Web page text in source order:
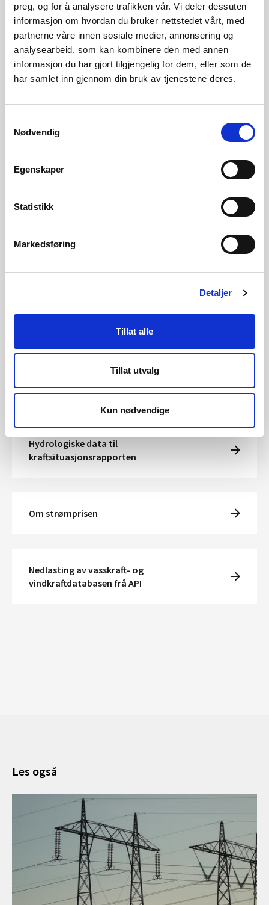
preg, og for å analysere trafikken vår. Vi deler dessuten
informasjon om hvordan du bruker nettstedet vårt, med
partnerne våre innen sosiale medier, annonsering og
analysearbeid, som kan kombinere den med annen
informasjon du har gjort tilgjengelig for dem, eller som de
har samlet inn gjennom din bruk av tjenestene deres.
Nødvendig
Egenskaper
Statistikk
Markedsføring
Detaljer
Tillat alle
Tillat utvalg
Kun nødvendige
Vassmagasinstatistikk
Les meir om vassmagasinstatistikk her.
For fleire detaljer, sjå:www.senorge.no/map .
Rikke Helene Bækken
Epost:
Arkiv for eldre kraftsituasjonsrapporter
Se også kvartalsrapport for kraftmarkedet
Magasinstatistikk
Hydrologiske data til
kraftsituasjonsrapporten
Om strømprisen
Nedlasting av vasskraft- og
vindkraftdatabasen frå API
Les også